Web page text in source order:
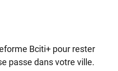
Bciti+ pour rester
passe dans votre ville.